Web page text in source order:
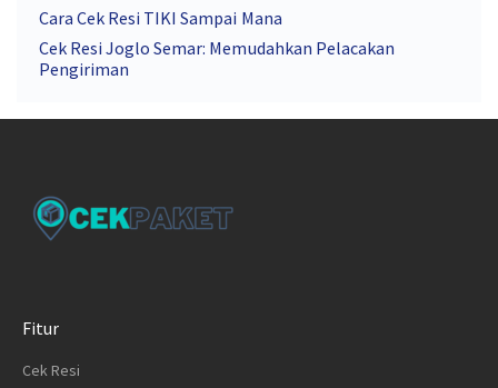
Cara Cek Resi TIKI Sampai Mana
Cek Resi Joglo Semar: Memudahkan Pelacakan
Pengiriman
Fitur
Cek Resi